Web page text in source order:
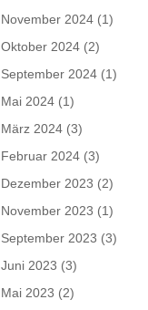
November 2024 (1)
Oktober 2024 (2)
September 2024 (1)
Mai 2024 (1)
März 2024 (3)
Februar 2024 (3)
Dezember 2023 (2)
November 2023 (1)
September 2023 (3)
Juni 2023 (3)
Mai 2023 (2)